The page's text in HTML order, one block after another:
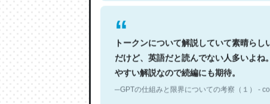
トークンについて解説していて素晴らし
だけど、英語だと読んでない人多いよ
やすい解説なので続編にも期待。
─GPTの仕組みと限界についての考察（１） -